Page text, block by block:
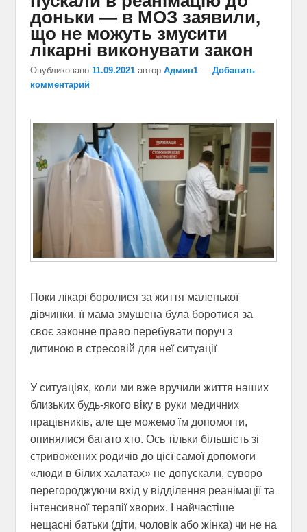
доньки — в МОЗ заявили,
що не можуть змусити
лікарні виконувати закон
Опубликовано 11.09.2021 автор Админ1 — Добавить
комментарий
Поки лікарі боролися за життя маленької
дівчинки, її мама змушена була боротися за
своє законне право перебувати поруч з
дитиною в стресовій для неї ситуації
У ситуаціях, коли ми вже вручили життя наших
близьких будь-якого віку в руки медичних
працівників, але ще можемо їм допомогти,
опинялися багато хто. Ось тільки більшість зі
стривожених родичів до цієї самої допомоги
«люди в білих халатах» не допускали, суворо
перегороджуючи вхід у відділення реанімації та
інтенсивної терапії хворих. І найчастіше
нещасні батьки (діти, чоловік або жінка) чи не на